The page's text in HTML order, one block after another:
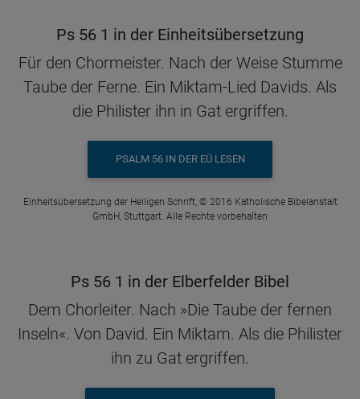
Ps 56 1 in der Einheitsübersetzung
Für den Chormeister. Nach der Weise Stumme
Taube der Ferne. Ein Miktam-Lied Davids. Als
die Philister ihn in Gat ergriffen.
PSALM 56 IN DER EÜ LESEN
Einheitsübersetzung der Heiligen Schrift, © 2016 Katholische Bibelanstalt
GmbH, Stuttgart. Alle Rechte vorbehalten
Ps 56 1 in der Elberfelder Bibel
Dem Chorleiter. Nach »Die Taube der fernen
Inseln«. Von David. Ein Miktam. Als die Philister
ihn zu Gat ergriffen.